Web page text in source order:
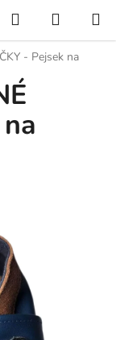
Hledat
KOŠÍK
- Pejsek na